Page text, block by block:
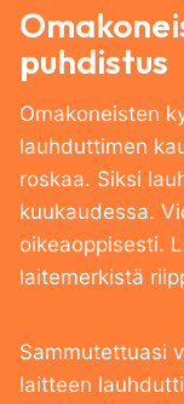
puhdistus
Omakoneisten
lauhduttimen
roskaa. Siksi
kuukaudessa.
oikeaoppisesti.
laitemerkistä
Sammutettuasi
laitteen